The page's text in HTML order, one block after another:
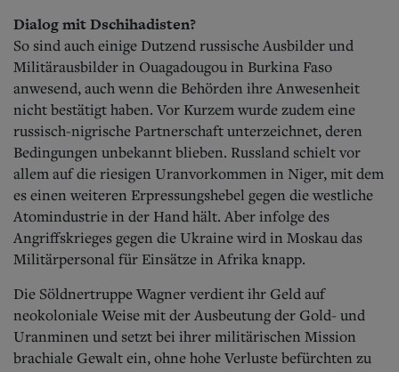
Dialog mit Dschihadisten?
So sind auch einige Dutzend russische Ausbilder und
Militärausbilder in Ouagadougou in Burkina Faso
anwesend, auch wenn die Behörden ihre Anwesenheit
nicht bestätigt haben. Vor Kurzem wurde zudem eine
russisch-nigrische Partnerschaft unterzeichnet, deren
Bedingungen unbekannt blieben. Russland schielt vor
allem auf die riesigen Uranvorkommen in Niger, mit dem
es einen weiteren Erpressungshebel gegen die westliche
Atomindustrie in der Hand hält. Aber infolge des
Angriffskrieges gegen die Ukraine wird in Moskau das
Militärpersonal für Einsätze in Afrika knapp.
Die Söldnertruppe Wagner verdient ihr Geld auf
neokoloniale Weise mit der Ausbeutung der Gold- und
Uranminen und setzt bei ihrer militärischen Mission
brachiale Gewalt ein, ohne hohe Verluste befürchten zu